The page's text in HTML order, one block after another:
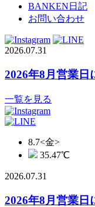
BANKEN日記
お問い合わせ
2026.07.31
2026年8月営業日
一覧を見る
8.7<金>
35.47℃
2026.07.31
2026年8月営業日